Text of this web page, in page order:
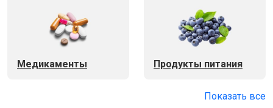
Медикаменты Продукты питания
Показать все